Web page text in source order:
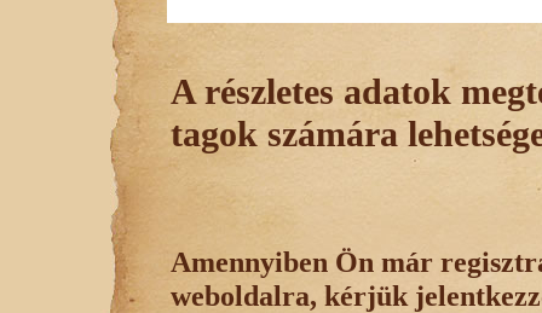
A részletes adatok
tagok számára
Amennyiben Ön már
weboldalra, kérjük